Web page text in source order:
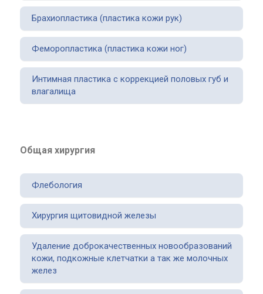
Брахиопластика (пластика кожи рук)
Феморопластика (пластика кожи ног)
Интимная пластика с коррекцией половых губ и
влагалища
Общая хирургия
Флебология
Хирургия щитовидной железы
Удаление доброкачественных новообразований
кожи, подкожные клетчатки а так же молочных
желез